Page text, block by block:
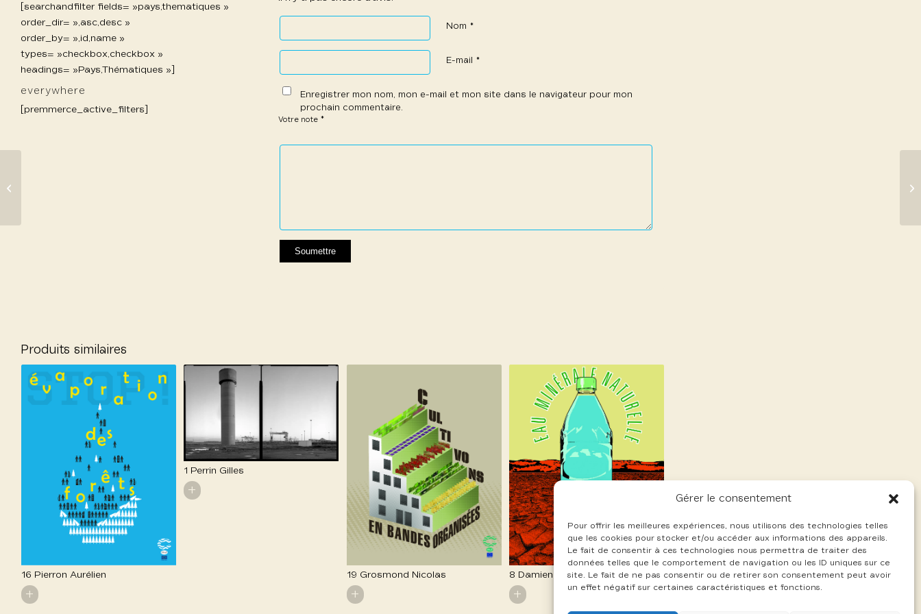
Gérer le consentement
Pour offrir les meilleures expériences, nous utilisons des technologies telles
que les cookies pour stocker et/ou accéder aux informations des appareils.
Le fait de consentir à ces technologies nous permettra de traiter des
données telles que le comportement de navigation ou les ID uniques sur ce
site. Le fait de ne pas consentir ou de retirer son consentement peut avoir
un effet négatif sur certaines caractéristiques et fonctions.
[searchandfilter fields= »pays,thematiques »
order_dir= »,asc,desc »
order_by= »,id,name »
types= »checkbox,checkbox »
headings= »Pays,Thématiques »]
everywhere
[premmerce_active_filters]
Nom *
E-mail *
Enregistrer mon nom, mon e-mail et mon site dans le navigateur pour mon
prochain commentaire.
Votre note *
1 étoile
2 étoiles
3 étoiles
4 étoiles
5 étoiles
Produits similaires
16 Pierron Aurélien
+
1 Perrin Gilles
+
19 Grosmond Nicolas
+
8 Damiens Grégoire
+